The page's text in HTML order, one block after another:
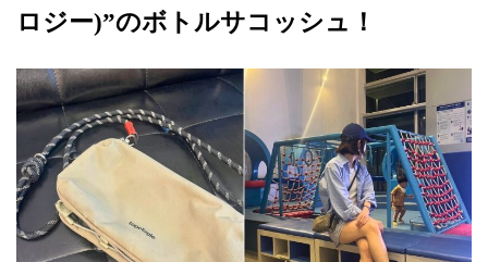
ロジー)”のボトルサコッシュ！